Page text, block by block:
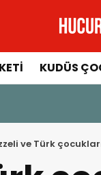
KUDÜS
Mescid-i Aksa
ve Türk